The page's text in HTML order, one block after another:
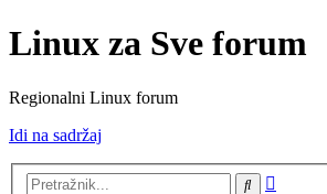
Linux za Sve forum
Regionalni Linux forum
Idi na sadržaj
Pretražnik